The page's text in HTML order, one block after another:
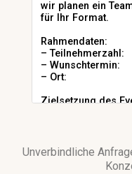
Unverbindliche